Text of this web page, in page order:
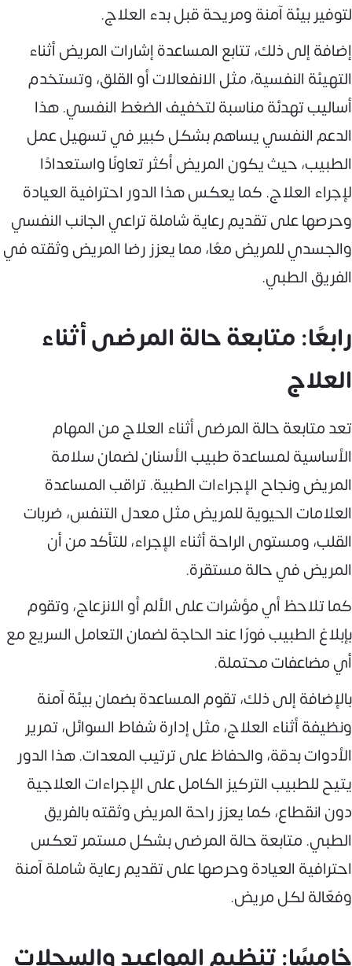
لتوفير بيئة آمنة ومريحة قبل بدء العلاج.
إضافة إلى ذلك، تتابع المساعدة إشارات المريض أثناء
التهيئة النفسية، مثل الانفعالات أو القلق، وتستخدم
أساليب تهدئة مناسبة لتخفيف الضغط النفسي. هذا
الدعم النفسي يساهم بشكل كبير في تسهيل عمل
الطبيب، حيث يكون المريض أكثر تعاونًا واستعدادًا
لإجراء العلاج. كما يعكس هذا الدور احترافية العيادة
وحرصها على تقديم رعاية شاملة تراعي الجانب النفسي
والجسدي للمريض معًا، مما يعزز رضا المريض وثقته في
الفريق الطبي.
رابعًا: متابعة حالة المرضى أثناء
العلاج
تعد متابعة حالة المرضى أثناء العلاج من المهام
الأساسية لمساعدة طبيب الأسنان لضمان سلامة
المريض ونجاح الإجراءات الطبية. تراقب المساعدة
العلامات الحيوية للمريض مثل معدل التنفس، ضربات
القلب، ومستوى الراحة أثناء الإجراء، للتأكد من أن
المريض في حالة مستقرة.
كما تلاحظ أي مؤشرات على الألم أو الانزعاج، وتقوم
بإبلاغ الطبيب فورًا عند الحاجة لضمان التعامل السريع مع
أي مضاعفات محتملة.
بالإضافة إلى ذلك، تقوم المساعدة بضمان بيئة آمنة
ونظيفة أثناء العلاج، مثل إدارة شفاط السوائل، تمرير
الأدوات بدقة، والحفاظ على ترتيب المعدات. هذا الدور
يتيح للطبيب التركيز الكامل على الإجراءات العلاجية
دون انقطاع، كما يعزز راحة المريض وثقته بالفريق
الطبي. متابعة حالة المرضى بشكل مستمر تعكس
احترافية العيادة وحرصها على تقديم رعاية شاملة آمنة
وفعّالة لكل مريض.
خامسًا: تنظيم المواعيد والسجلات